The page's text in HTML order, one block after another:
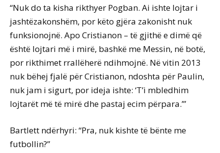
“Nuk do ta kisha rikthyer Pogban. Ai ishte lojtar i
jashtëzakonshëm, por këto gjëra zakonisht nuk
funksionojnë. Apo Cristianon – të gjithë e dimë që
është lojtari më i mirë, bashkë me Messin, në botë,
por rikthimet rrallëherë ndihmojnë. Në vitin 2013
nuk bëhej fjalë për Cristianon, ndoshta për Paulin,
nuk jam i sigurt, por ideja ishte: ‘T’i mbledhim
lojtarët më të mirë dhe pastaj ecim përpara.’”
Bartlett ndërhyri: “Pra, nuk kishte të bënte me
futbollin?”